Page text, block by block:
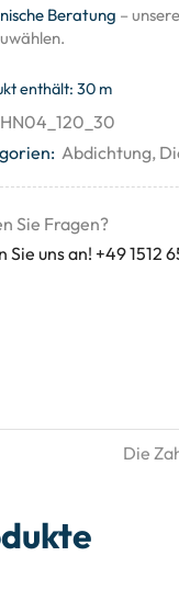
Beratung –
enthält: 30 m
HN04_120_30
Abdichtung,
Sie Fragen?
Sie uns an! +49 1512
Die